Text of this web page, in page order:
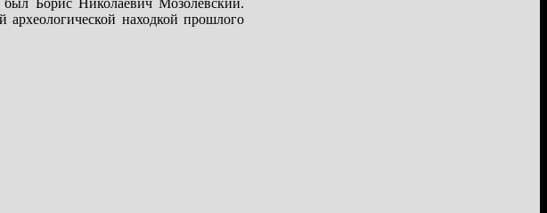
находкой прошлого